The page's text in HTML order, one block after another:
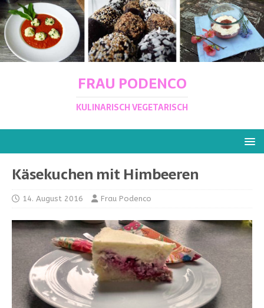
FRAU PODENCO
KULINARISCH VEGETARISCH
Käsekuchen mit Himbeeren
14. August 2016 Frau Podenco